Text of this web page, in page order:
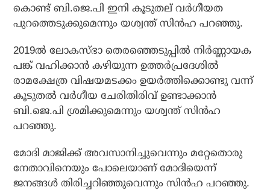
കൊണ്ട് ബി.ജെ.പി ഇനി കൂടുതല് വര്‍ഗീയത
പുറത്തെടുക്കുമെന്നും യശ്വന്ത് സിന്‍ഹ പറഞ്ഞു.
2019ല്‍ ലോകസ്ഭാ തെരഞ്ഞെടുപ്പില്‍ നിര്‍ണ്ണായക
പങ്ക് വഹിക്കാന്‍ കഴിയുന്ന ഉത്തര്‍പ്രദേശില്‍
രാമക്ഷേത്ര വിഷയമടക്കം ഉയര്‍ത്തിക്കൊണ്ടു വന്ന്
കൂടുതല്‍ വര്‍ഗീയ ചേരിതിരിവ് ഉണ്ടാക്കാന്‍
ബി.ജെ.പി ശ്രമിക്കുമെന്നും യശ്വന്ത് സിന്‍ഹ
പറഞ്ഞു.
മോദി മാജിക്ക് അവസാനിച്ചുവെന്നും മറ്റേതൊരു
നേതാവിനെയും പോലെയാണ് മോദിയെന്ന്
ജനങ്ങള്‍ തിരിച്ചറിഞ്ഞുവെന്നും സിന്‍ഹ പറഞ്ഞു.